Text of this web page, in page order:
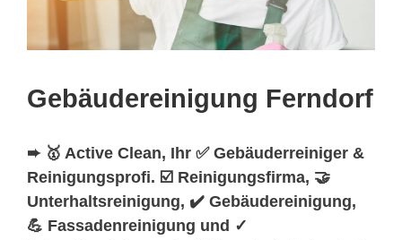
Gebäudereinigung Ferndorf
➨ 🥇 Active Clean, Ihr ✅ Gebäuderreiniger &
Reinigungsprofi. ☑️ Reinigungsfirma, 🤝
Unterhaltsreinigung, ✔️ Gebäudereinigung,
💪 Fassadenreinigung und ✓